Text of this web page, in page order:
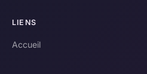
LIENS
Accueil